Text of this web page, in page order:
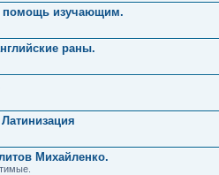
помощь изучающим.
раны.
Михайленко.